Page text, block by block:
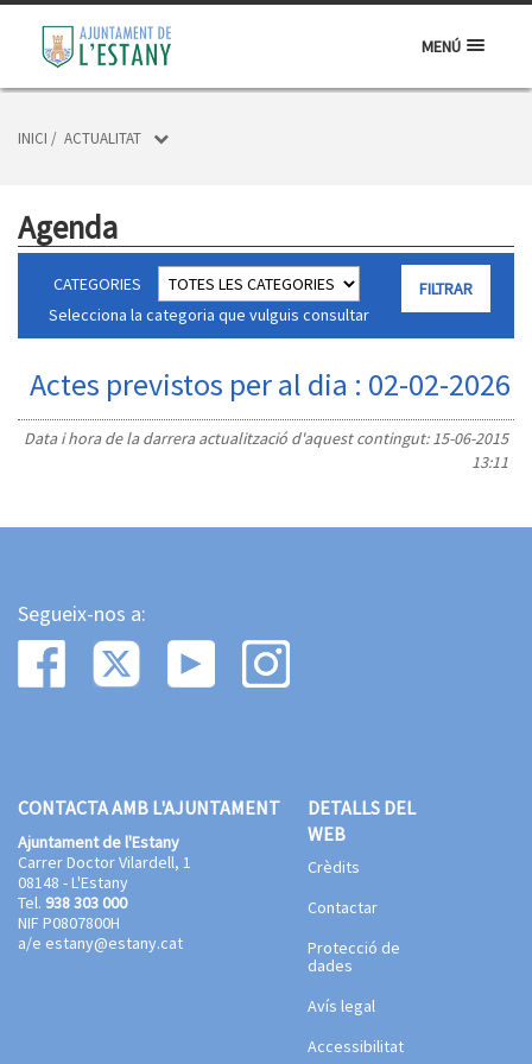
MENÚ
INICI / ACTUALITAT
Agenda
CATEGORIES
Selecciona la categoria que vulguis consultar
Actes previstos per al dia : 02-02-2026
Data i hora de la darrera actualització d'aquest contingut:15-06-2015
13:11
Segueix-nos a:
CONTACTA AMB L'AJUNTAMENT
Ajuntament de l'Estany
Carrer Doctor Vilardell, 1
08148 - L'Estany
Tel. 938 303 000
NIF P0807800H
a/e estany@estany.cat
DETALLS DEL
WEB
Crèdits
Contactar
Protecció de
dades
Avís legal
Accessibilitat